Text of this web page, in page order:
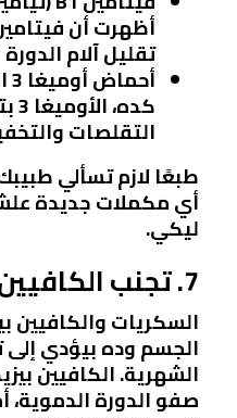
تقليل آلام
أحماض أوميغا 3 الدهنية
التقلصات
طبعًا لازم تسألي
أي مكملات جديدة
ليكي.
7. تجنب الكافيين والسكريات
السكريات والكافيين
الجسم وده بيؤدي إلى
الشهرية. الكافيين
صفو الدورة